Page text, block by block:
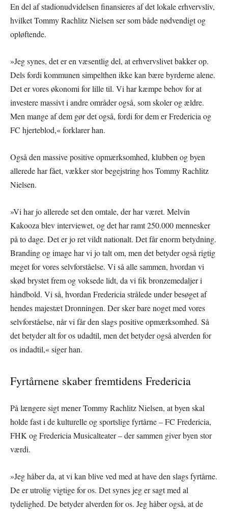
En del af stadionudvidelsen finansieres af det lokale erhvervsliv,
hvilket Tommy Rachlitz Nielsen ser som både nødvendigt og
opløftende.
»Jeg synes, det er en væsentlig del, at erhvervslivet bakker op.
Dels fordi kommunen simpelthen ikke kan bære byrderne alene.
Det er vores økonomi for lille til. Vi har kæmpe behov for at
investere massivt i andre områder også, som skoler og ældre.
Men mange af dem gør det også, fordi for dem er Fredericia og
FC hjerteblod,« forklarer han.
Også den massive positive opmærksomhed, klubben og byen
allerede har fået, vækker stor begejstring hos Tommy Rachlitz
Nielsen.
»Vi har jo allerede set den omtale, der har været. Melvin
Kakooza blev interviewet, og det har ramt 250.000 mennesker
på to dage. Det er jo ret vildt nationalt. Det får enorm betydning.
Branding og image har vi jo talt om, men det betyder også rigtig
meget for vores selvforståelse. Vi så alle sammen, hvordan vi
skød brystet frem og voksede lidt, da vi fik bronzemedaljer i
håndbold. Vi så, hvordan Fredericia strålede under besøget af
hendes majestæt Dronningen. Der sker bare noget med vores
selvforståelse, når vi får den slags positive opmærksomhed. Så
det betyder alt for os udadtil, men det betyder også alverden for
os indadtil,« siger han.
Fyrtårnene skaber fremtidens Fredericia
På længere sigt mener Tommy Rachlitz Nielsen, at byen skal
holde fast i de kulturelle og sportslige fyrtårne – FC Fredericia,
FHK og Fredericia Musicalteater – der sammen giver byen stor
værdi.
»Jeg håber da, at vi kan blive ved med at have den slags fyrtårne.
De er utrolig vigtige for os. Det synes jeg er sagt med al
tydelighed. De betyder alverden for os. Jeg håber også, at de